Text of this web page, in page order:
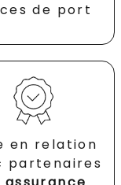
de port
en relation
partenaires